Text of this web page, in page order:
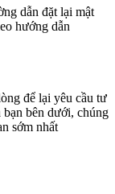
dẫn đặt lại mật
hướng dẫn
để lại yêu cầu tư
bên dưới, chúng
sớm nhất